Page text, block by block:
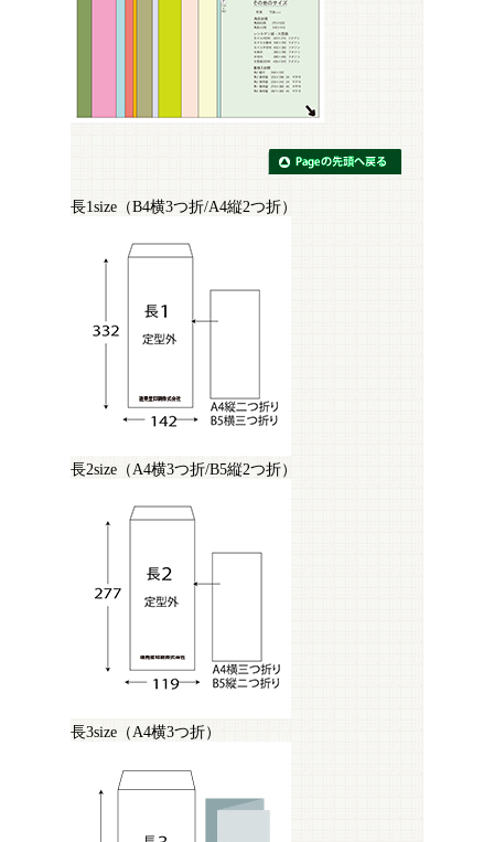
長1size（B4横3つ折/A4縦2つ折）
長2size（A4横3つ折/B5縦2つ折）
長3size（A4横3つ折）